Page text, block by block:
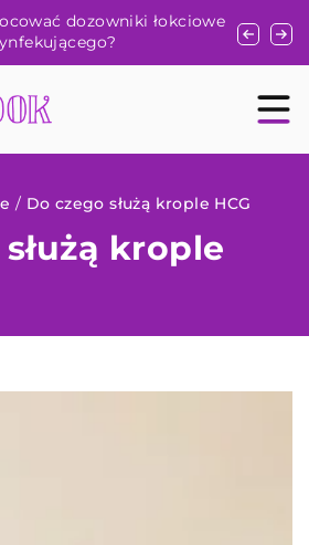
odżywiania dla
– fakty i mity
/ Do czego służą krople HCG
krople